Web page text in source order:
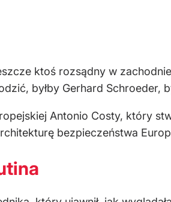
ktoś rozsądny w
byłby Gerhard Schroeder,
Antonio Costy, który
bezpieczeństwa